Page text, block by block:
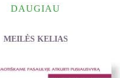
DAUGIAU
MEILĖS KELIAS
Watts Nigel